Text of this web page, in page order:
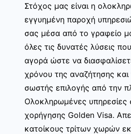
Στόχος μας είναι η
εγγυημένη παροχή
σας μέσα από το γραφείο
όλες τις δυνατές λύσεις
αγορά ώστε να
χρόνου της αναζήτησης
σωστής επιλογής από την
Ολοκληρωμένες
χορήγησης Golden Visa.
κατοίκους τρίτων χωρών